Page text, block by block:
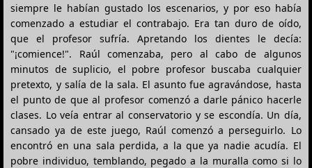
siempre le habían gustado los escenarios, y por eso había
comenzado a estudiar el contrabajo. Era tan duro de oído,
que el profesor sufría. Apretando los dientes le decía:
"¡comience!". Raúl comenzaba, pero al cabo de algunos
minutos de suplicio, el pobre profesor buscaba cualquier
pretexto, y salía de la sala. El asunto fue agravándose, hasta
el punto de que al profesor comenzó a darle pánico hacerle
clases. Lo veía entrar al conservatorio y se escondía. Un día,
cansado ya de este juego, Raúl comenzó a perseguirlo. Lo
encontró en una sala perdida, a la que ya nadie acudía. El
pobre individuo, temblando, pegado a la muralla como si lo